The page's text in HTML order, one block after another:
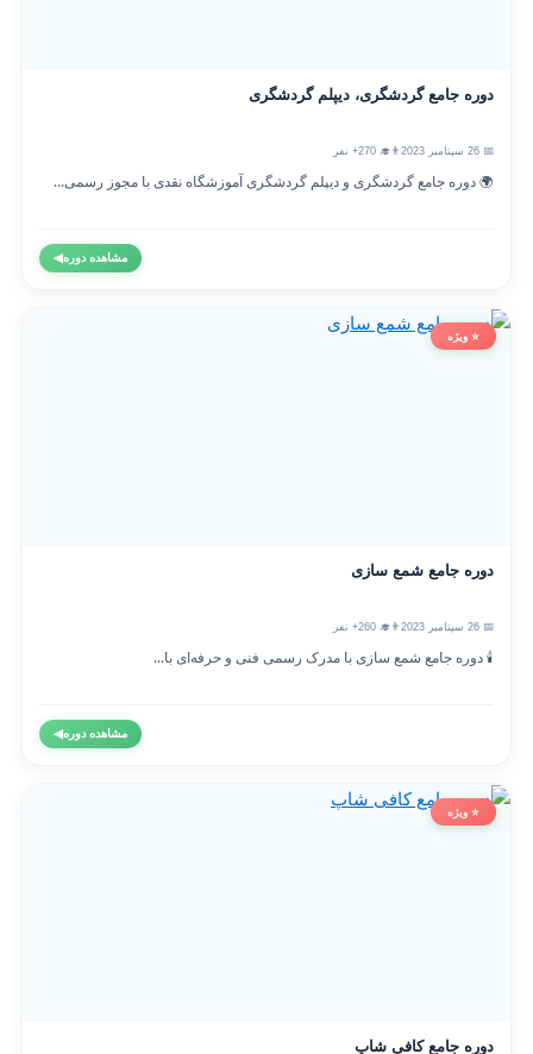
دوره جامع گردشگری، دیپلم گردشگری
👨‍🎓 270+ نفر
🌍 دوره جامع گردشگری و دیپلم گردشگری آموزشگاه نقدی با مجوز رسمی...
مشاهده دوره◀
⭐ ویژه
دوره جامع شمع سازی
👨‍🎓 260+ نفر
🕯️ دوره جامع شمع سازی با مدرک رسمی فنی و حرفه‌ای با...
مشاهده دوره◀
⭐ ویژه
دوره جامع کافی شاپ